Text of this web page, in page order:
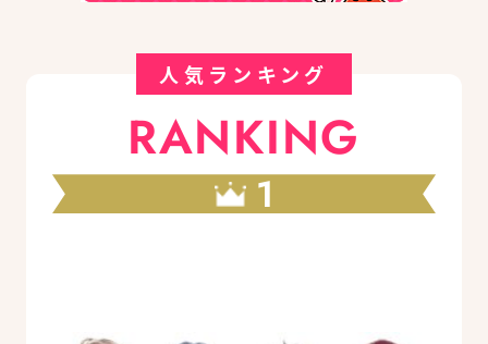
人気ランキング
RANKING
1